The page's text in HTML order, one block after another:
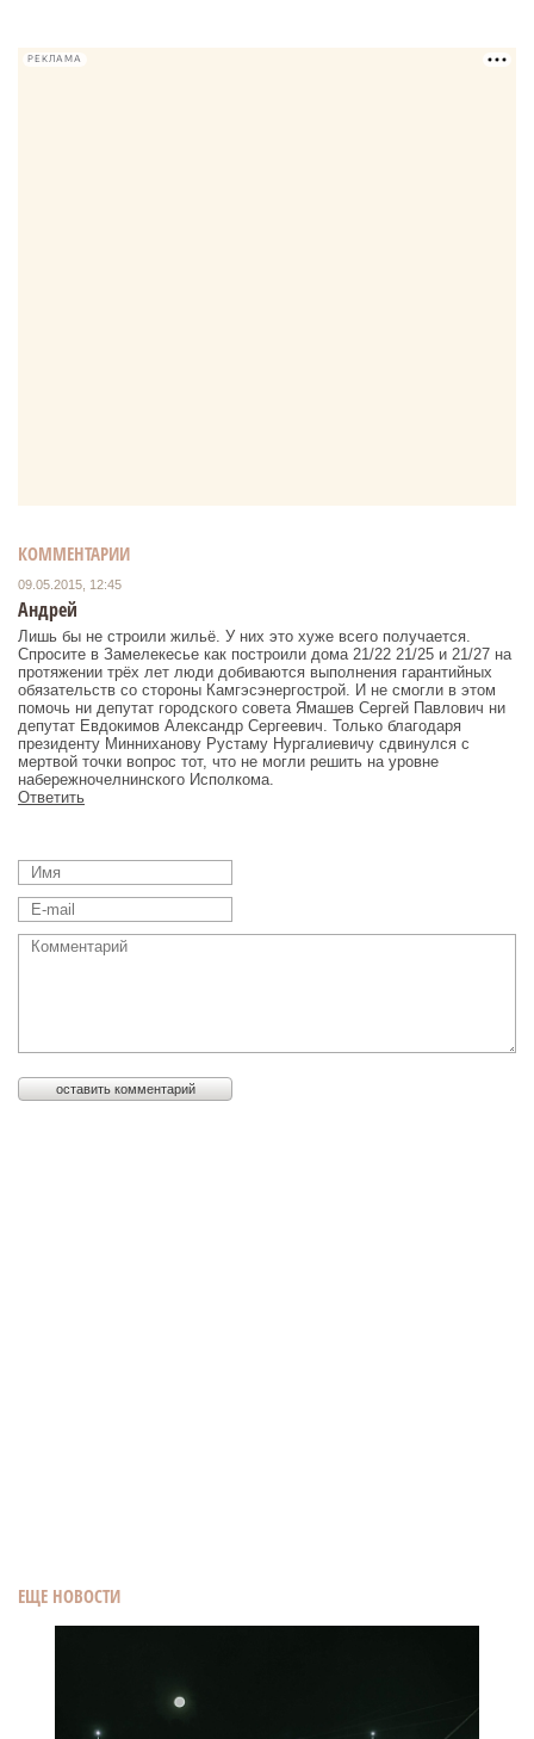
ЕЩЕ НОВОСТИ
РЕКЛАМА
КОММЕНТАРИИ
09.05.2015, 12:45
Андрей
Лишь бы не строили жильё. У них это хуже всего получается.
Спросите в Замелекесье как построили дома 21/22 21/25 и 21/27 на
протяжении трёх лет люди добиваются выполнения гарантийных
обязательств со стороны Камгэсэнергострой. И не смогли в этом
помочь ни депутат городского совета Ямашев Сергей Павлович ни
депутат Евдокимов Александр Сергеевич. Только благодаря
президенту Минниханову Рустаму Нургалиевичу сдвинулся с
мертвой точки вопрос тот, что не могли решить на уровне
набережночелнинского Исполкома.
Ответить